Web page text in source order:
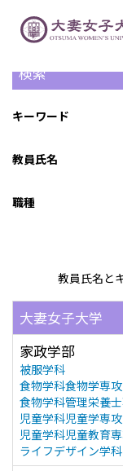
検索
キーワード
教員氏名
職種
教員氏名と
大妻女子大学
家政学部
被服学科
食物学科食物学専攻
食物学科管理栄養
児童学科児童学専攻
児童学科児童教育
ライフデザイン学科